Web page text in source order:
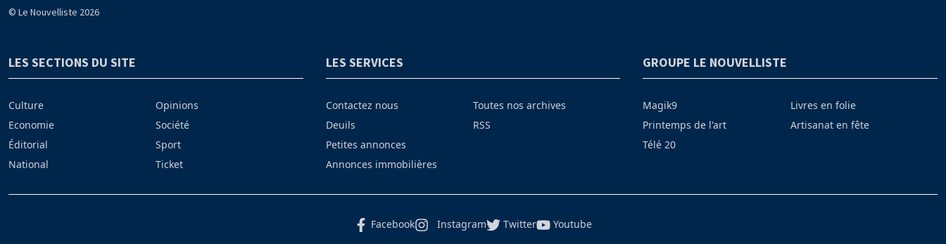
© Le Nouvelliste 2026
LES SECTIONS DU SITE
Culture
Economie
Éditorial
National
Opinions
Société
Sport
Ticket
LES SERVICES
Contactez nous
Deuils
Petites annonces
Annonces immobilières
Toutes nos archives
RSS
GROUPE LE NOUVELLISTE
Magik9
Printemps de l'art
Télé 20
Livres en folie
Artisanat en fête
Facebook Instagram Twitter Youtube